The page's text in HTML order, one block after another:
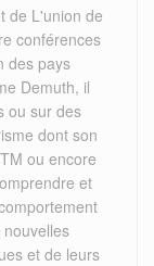
de L'union de
conférences
des pays
Demuth, il
ou sur des
dont son
ou encore
et
nouvelles
et de leurs